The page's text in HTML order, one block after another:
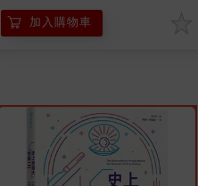
加入購物車